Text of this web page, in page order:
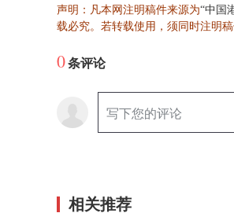
声明：凡本网注明稿件来源为“中国
载必究。若转载使用，须同时注明
0条评论
相关推荐